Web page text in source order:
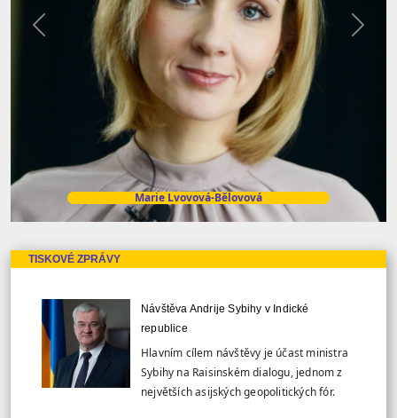
Předchozí
Marie Lvovová-Bělovová
Další
TISKOVÉ ZPRÁVY
Návštěva Andrije Sybihy v Indické
republice
Hlavním cílem návštěvy je účast ministra
Sybihy na Raisinském dialogu, jednom z
největších asijských geopolitických fór.